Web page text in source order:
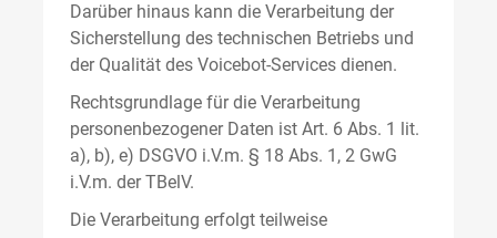
Darüber hinaus kann die Verarbeitung der
Sicherstellung des technischen Betriebs und
der Qualität des Voicebot-Services dienen.
Rechtsgrundlage für die Verarbeitung
personenbezogener Daten ist Art. 6 Abs. 1 lit.
a), b), e) DSGVO i.V.m. § 18 Abs. 1, 2 GwG
i.V.m. der TBelV.
Die Verarbeitung erfolgt teilweise